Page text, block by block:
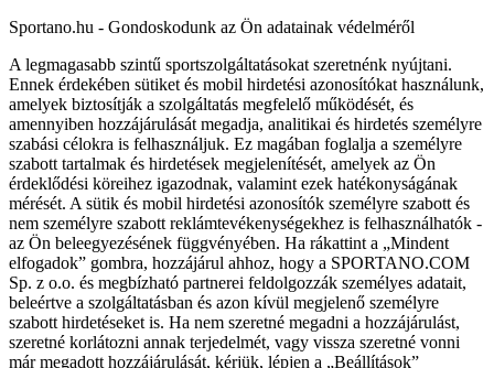
Sportano.hu - Gondoskodunk az Ön adatainak védelméről
A legmagasabb szintű sportszolgáltatásokat szeretnénk nyújtani.
Ennek érdekében sütiket és mobil hirdetési azonosítókat használunk,
amelyek biztosítják a szolgáltatás megfelelő működését, és
amennyiben hozzájárulását megadja, analitikai és hirdetés személyre
szabási célokra is felhasználjuk. Ez magában foglalja a személyre
szabott tartalmak és hirdetések megjelenítését, amelyek az Ön
érdeklődési köreihez igazodnak, valamint ezek hatékonyságának
mérését. A sütik és mobil hirdetési azonosítók személyre szabott és
nem személyre szabott reklámtevékenységekhez is felhasználhatók -
az Ön beleegyezésének függvényében. Ha rákattint a „Mindent
elfogadok” gombra, hozzájárul ahhoz, hogy a SPORTANO.COM
Sp. z o.o. és megbízható partnerei feldolgozzák személyes adatait,
beleértve a szolgáltatásban és azon kívül megjelenő személyre
szabott hirdetéseket is. Ha nem szeretné megadni a hozzájárulást,
szeretné korlátozni annak terjedelmét, vagy vissza szeretné vonni
már megadott hozzájárulását, kérjük, lépjen a „Beállítások”